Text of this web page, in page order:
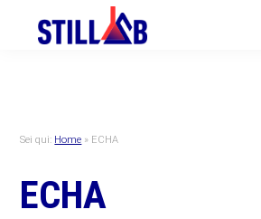
primary
primary
Sei qui: Home » ECHA
ECHA